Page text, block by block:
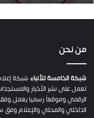
من نحن
شبكة الخامسة للأنباء شبكة
تعمل على نشر الأخبار
الرقمي وموقعاً رسميا يعمل
الداخلي والمحلي والإعلام وفق